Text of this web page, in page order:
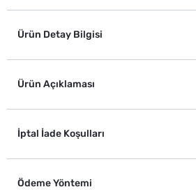
Ürün Detay Bilgisi
Ürün Açıklaması
İptal İade Koşulları
Ödeme Yöntemi